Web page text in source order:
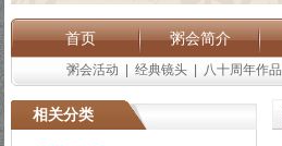
首页 粥会简介
粥会活动 经典镜头 八十周年作品
相关分类